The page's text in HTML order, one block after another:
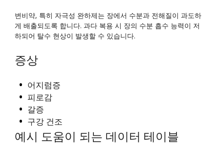
변비약, 특히 자극성 완하제는 장에서 수분과 전해질이 과도하
게 배출되도록 합니다. 과다 복용 시 장의 수분 흡수 능력이 저
하되어 탈수 현상이 발생할 수 있습니다.
증상
어지럼증
피로감
갈증
구강 건조
예시 도움이 되는 데이터 테이블